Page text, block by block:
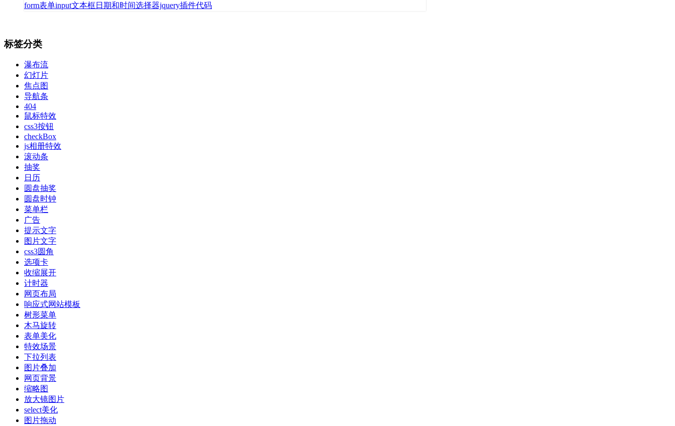
form表单input文本框日期和时间选择器jquery插件代码
标签分类
瀑布流
幻灯片
焦点图
导航条
404
鼠标特效
css3按钮
checkBox
js相册特效
滚动条
抽奖
日历
圆盘抽奖
圆盘时钟
菜单栏
广告
提示文字
图片文字
css3圆角
选项卡
收缩展开
计时器
网页布局
响应式网站模板
树形菜单
木马旋转
表单美化
特效场景
下拉列表
图片叠加
网页背景
缩略图
放大镜图片
select美化
图片拖动